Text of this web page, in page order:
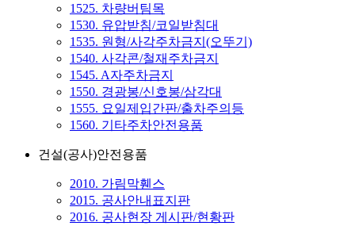
1525. 차량버팀목
1530. 유압받침/코일받침대
1535. 원형/사각주차금지(오뚜기)
1540. 사각콘/철재주차금지
1545. A자주차금지
1550. 경광봉/신호봉/삼각대
1555. 요일제입간판/출차주의등
1560. 기타주차안전용품
건설(공사)안전용품
2010. 가림막휀스
2015. 공사안내표지판
2016. 공사현장 게시판/현황판